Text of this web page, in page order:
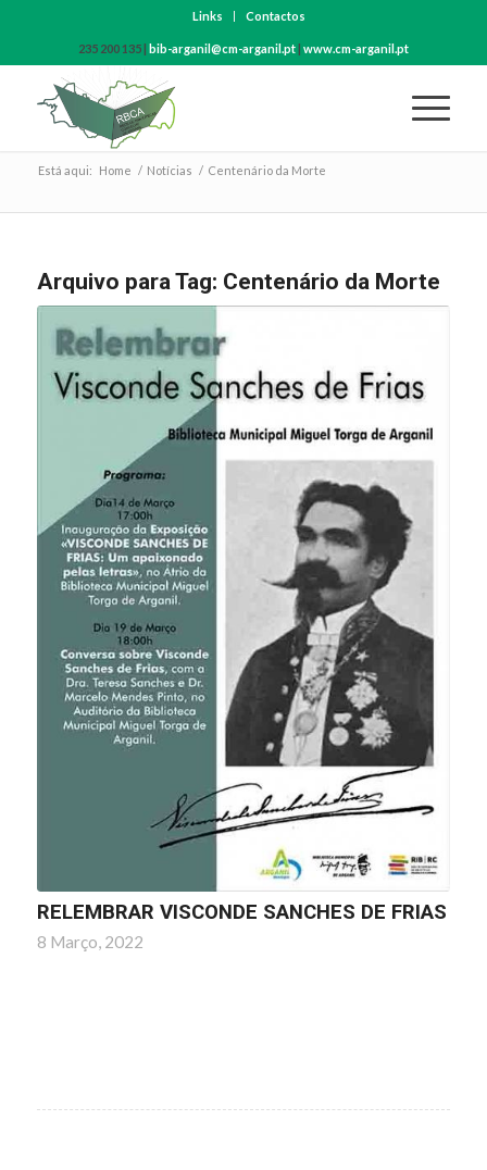
Links Contactos
235 200 135 | bib-arganil@cm-arganil.pt| www.cm-arganil.pt
Está aqui: Home / Notícias / Centenário da Morte
Arquivo para Tag: Centenário da Morte
RELEMBRAR VISCONDE SANCHES DE FRIAS
8 Março, 2022